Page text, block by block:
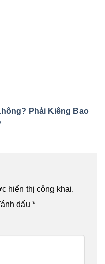
Phải Kiêng Bao
hiển thị công khai.
dấu *